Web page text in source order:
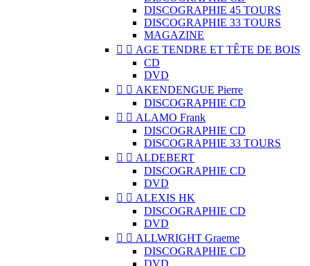
DISCOGRAPHIE 45 TOURS
DISCOGRAPHIE 33 TOURS
MAGAZINE
  AGE TENDRE ET TÊTE DE BOIS
CD
DVD
  AKENDENGUE Pierre
DISCOGRAPHIE CD
  ALAMO Frank
DISCOGRAPHIE CD
DISCOGRAPHIE 33 TOURS
  ALDEBERT
DISCOGRAPHIE CD
DVD
  ALEXIS HK
DISCOGRAPHIE CD
DVD
  ALLWRIGHT Graeme
DISCOGRAPHIE CD
DVD